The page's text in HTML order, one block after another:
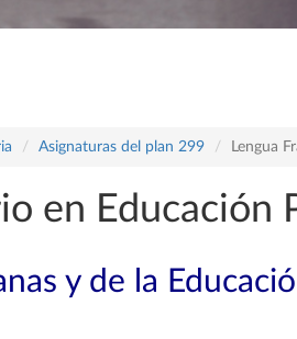
Asignaturas del plan 299 Lengua
en Educación
y de la